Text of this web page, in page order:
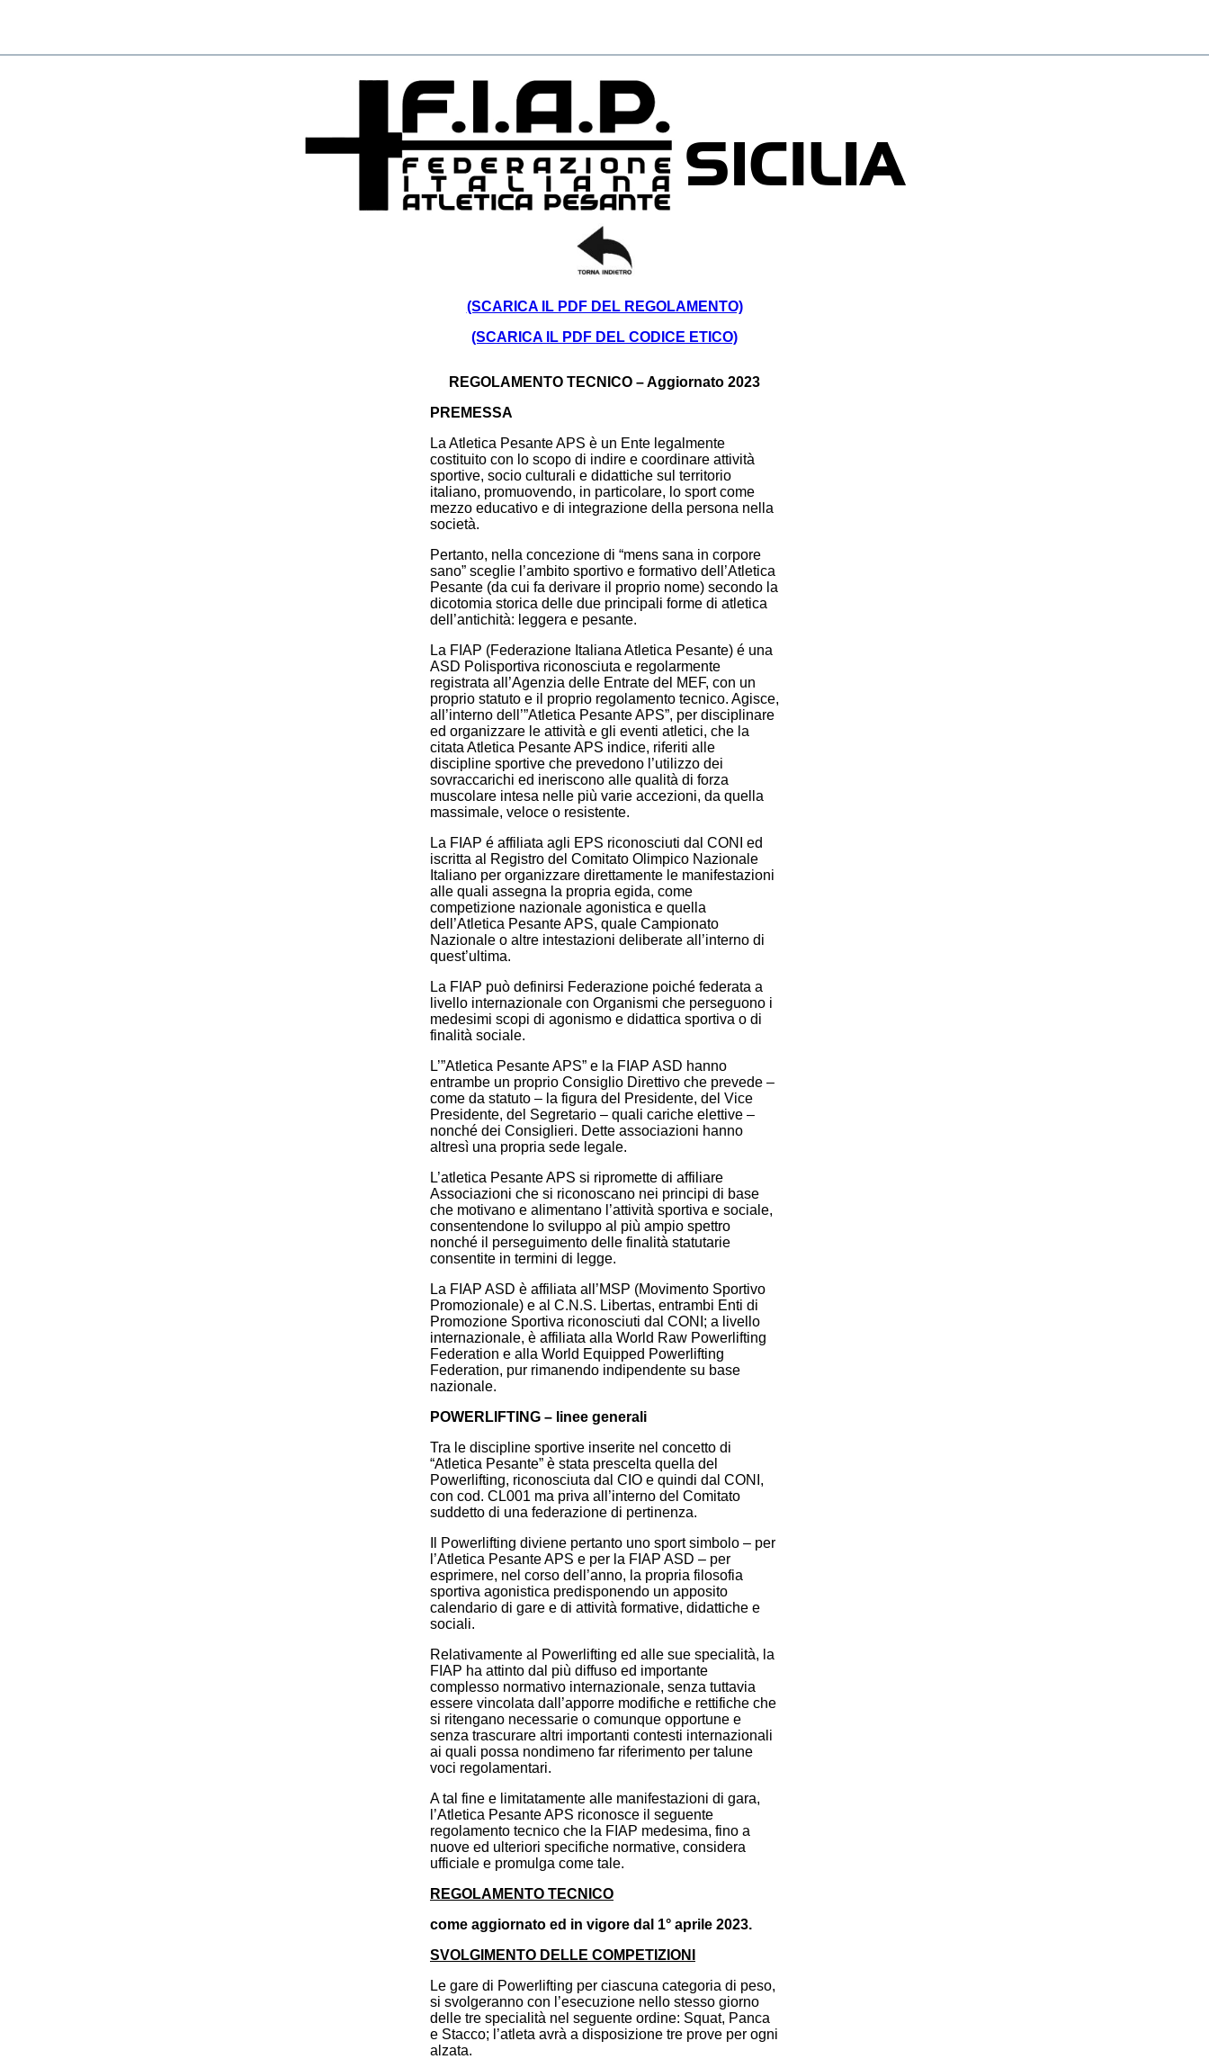
(SCARICA IL PDF DEL REGOLAMENTO)
(SCARICA IL PDF DEL CODICE ETICO)
REGOLAMENTO TECNICO – Aggiornato 2023
PREMESSA
La Atletica Pesante APS è un Ente legalmente
costituito con lo scopo di indire e coordinare attività
sportive, socio culturali e didattiche sul territorio
italiano, promuovendo, in particolare, lo sport come
mezzo educativo e di integrazione della persona nella
società.
Pertanto, nella concezione di “mens sana in corpore
sano” sceglie l’ambito sportivo e formativo dell’Atletica
Pesante (da cui fa derivare il proprio nome) secondo la
dicotomia storica delle due principali forme di atletica
dell’antichità: leggera e pesante.
La FIAP (Federazione Italiana Atletica Pesante) é una
ASD Polisportiva riconosciuta e regolarmente
registrata all’Agenzia delle Entrate del MEF, con un
proprio statuto e il proprio regolamento tecnico. Agisce,
all’interno dell’”Atletica Pesante APS”, per disciplinare
ed organizzare le attività e gli eventi atletici, che la
citata Atletica Pesante APS indice, riferiti alle
discipline sportive che prevedono l’utilizzo dei
sovraccarichi ed ineriscono alle qualità di forza
muscolare intesa nelle più varie accezioni, da quella
massimale, veloce o resistente.
La FIAP é affiliata agli EPS riconosciuti dal CONI ed
iscritta al Registro del Comitato Olimpico Nazionale
Italiano per organizzare direttamente le manifestazioni
alle quali assegna la propria egida, come
competizione nazionale agonistica e quella
dell’Atletica Pesante APS, quale Campionato
Nazionale o altre intestazioni deliberate all’interno di
quest’ultima.
La FIAP può definirsi Federazione poiché federata a
livello internazionale con Organismi che perseguono i
medesimi scopi di agonismo e didattica sportiva o di
finalità sociale.
L’”Atletica Pesante APS” e la FIAP ASD hanno
entrambe un proprio Consiglio Direttivo che prevede –
come da statuto – la figura del Presidente, del Vice
Presidente, del Segretario – quali cariche elettive –
nonché dei Consiglieri. Dette associazioni hanno
altresì una propria sede legale.
L’atletica Pesante APS si ripromette di affiliare
Associazioni che si riconoscano nei principi di base
che motivano e alimentano l’attività sportiva e sociale,
consentendone lo sviluppo al più ampio spettro
nonché il perseguimento delle finalità statutarie
consentite in termini di legge.
La FIAP ASD è affiliata all’MSP (Movimento Sportivo
Promozionale) e al C.N.S. Libertas, entrambi Enti di
Promozione Sportiva riconosciuti dal CONI; a livello
internazionale, è affiliata alla World Raw Powerlifting
Federation e alla World Equipped Powerlifting
Federation, pur rimanendo indipendente su base
nazionale.
POWERLIFTING – linee generali
Tra le discipline sportive inserite nel concetto di
“Atletica Pesante” è stata prescelta quella del
Powerlifting, riconosciuta dal CIO e quindi dal CONI,
con cod. CL001 ma priva all’interno del Comitato
suddetto di una federazione di pertinenza.
Il Powerlifting diviene pertanto uno sport simbolo – per
l’Atletica Pesante APS e per la FIAP ASD – per
esprimere, nel corso dell’anno, la propria filosofia
sportiva agonistica predisponendo un apposito
calendario di gare e di attività formative, didattiche e
sociali.
Relativamente al Powerlifting ed alle sue specialità, la
FIAP ha attinto dal più diffuso ed importante
complesso normativo internazionale, senza tuttavia
essere vincolata dall’apporre modifiche e rettifiche che
si ritengano necessarie o comunque opportune e
senza trascurare altri importanti contesti internazionali
ai quali possa nondimeno far riferimento per talune
voci regolamentari.
A tal fine e limitatamente alle manifestazioni di gara,
l’Atletica Pesante APS riconosce il seguente
regolamento tecnico che la FIAP medesima, fino a
nuove ed ulteriori specifiche normative, considera
ufficiale e promulga come tale.
REGOLAMENTO TECNICO
come aggiornato ed in vigore dal 1° aprile 2023.
SVOLGIMENTO DELLE COMPETIZIONI
Le gare di Powerlifting per ciascuna categoria di peso,
si svolgeranno con l’esecuzione nello stesso giorno
delle tre specialità nel seguente ordine: Squat, Panca
e Stacco; l’atleta avrà a disposizione tre prove per ogni
alzata.